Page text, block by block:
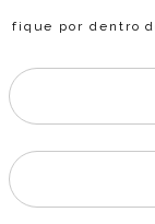
fique por dentro